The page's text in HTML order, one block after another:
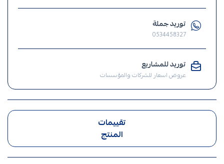
افياش
توريد جملة
0534458327
توريد للمشاريع
عروض اسعار للشركات والمؤسسات
تقييمات
المنتج